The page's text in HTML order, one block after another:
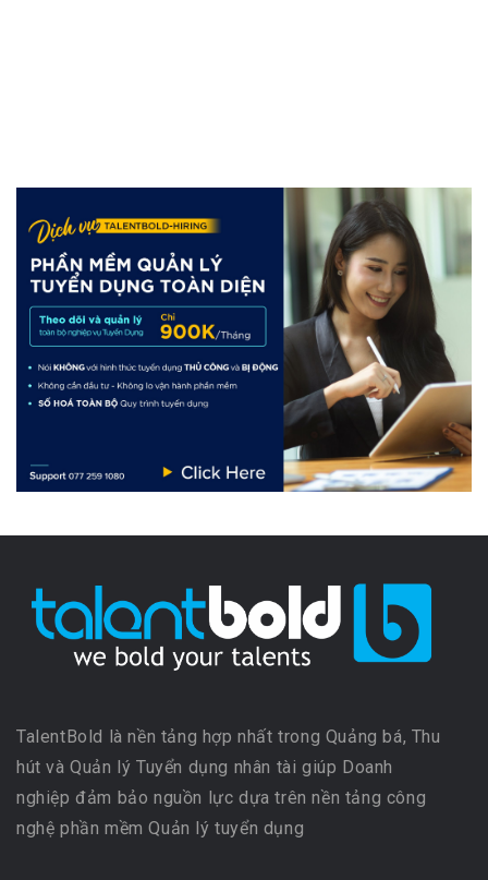
TalentBold là nền tảng hợp nhất trong Quảng bá, Thu
hút và Quản lý Tuyển dụng nhân tài giúp Doanh
nghiệp đảm bảo nguồn lực dựa trên nền tảng công
nghệ phần mềm Quản lý tuyển dụng